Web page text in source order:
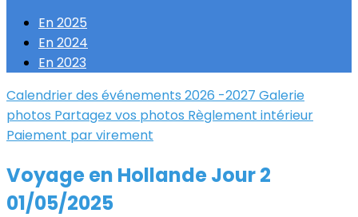
En 2025
En 2024
En 2023
Calendrier des événements 2026 -2027 Galerie
photos Partagez vos photos Règlement intérieur
Paiement par virement
Voyage en Hollande Jour 2
01/05/2025